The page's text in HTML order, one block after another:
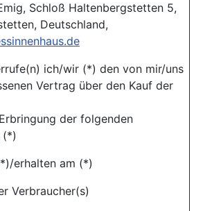
Schloß Haltenbergstetten 5,
Deutschland,
ich/wir (*) den von mir/uns
Vertrag über den Kauf der
der folgenden
(*)
erhalten am (*)
Verbraucher(s)